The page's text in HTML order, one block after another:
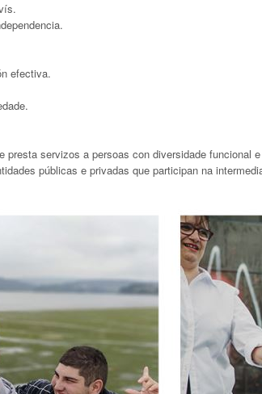
efectiva.
presta servizos a persoas con diversidade
públicas e privadas que participan na